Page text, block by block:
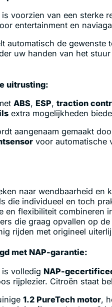
voorzien van een sterke
entertainment en
automatisch de gewenste
uw handen van het
uitrusting:
ABS, ESP, traction
extra mogelijkheden
aangenaam gemaakt
voor automatische
naar wendbaarheid en
die individueel en toch
en flexibiliteit combineren
die graag opvallen op de
rijden met origineel
met NAP-garantie:
is volledig NAP-
rijplezier. Citroën staat
1.2 PureTech motor,